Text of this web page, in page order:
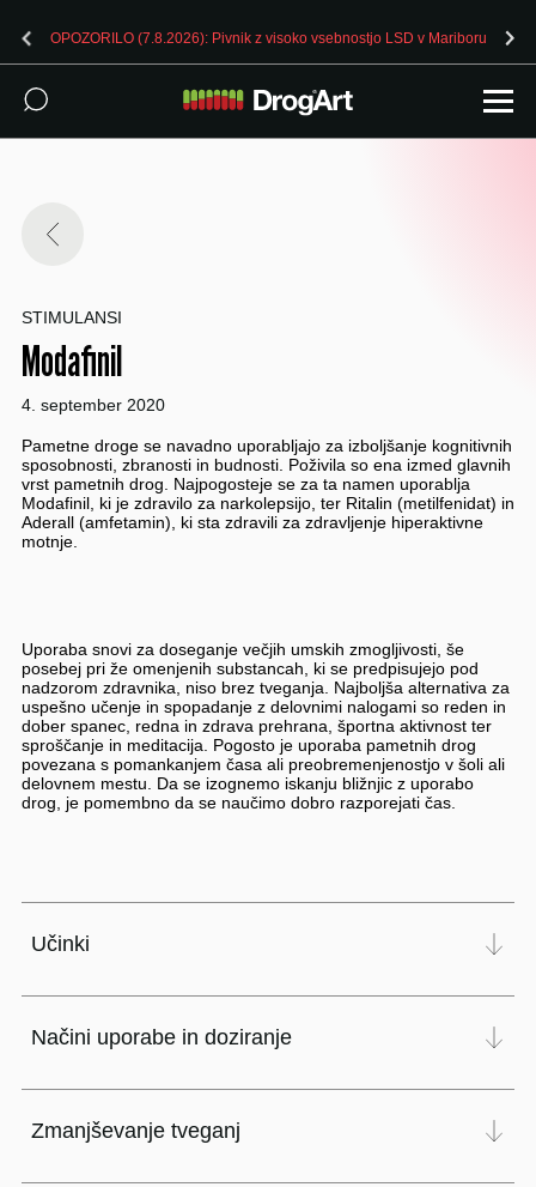
OPOZORILO (7.8.2026): Pivnik z visoko vsebnostjo LSD v Mariboru
STIMULANSI
Modafinil
4. september 2020
Pametne droge se navadno uporabljajo za izboljšanje kognitivnih
sposobnosti, zbranosti in budnosti. Poživila so ena izmed glavnih
vrst pametnih drog. Najpogosteje se za ta namen uporablja
Modafinil, ki je zdravilo za narkolepsijo, ter Ritalin (metilfenidat) in
Aderall (amfetamin), ki sta zdravili za zdravljenje hiperaktivne
motnje.
Uporaba snovi za doseganje večjih umskih zmogljivosti, še
posebej pri že omenjenih substancah, ki se predpisujejo pod
nadzorom zdravnika, niso brez tveganja. Najboljša alternativa za
uspešno učenje in spopadanje z delovnimi nalogami so reden in
dober spanec, redna in zdrava prehrana, športna aktivnost ter
sproščanje in meditacija. Pogosto je uporaba pametnih drog
povezana s pomankanjem časa ali preobremenjenostjo v šoli ali
delovnem mestu. Da se izognemo iskanju bližnjic z uporabo
drog, je pomembno da se naučimo dobro razporejati čas.
Učinki
Načini uporabe in doziranje
Zmanjševanje tveganj